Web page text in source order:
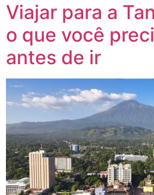
Viajar para a
o que você
antes de ir